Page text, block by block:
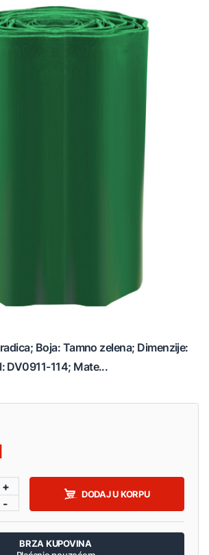
Boja: Tamno zelena; Dimenzije:
DV0911-114; Mate...
+
-
DODAJ U KORPU
BRZA KUPOVINA